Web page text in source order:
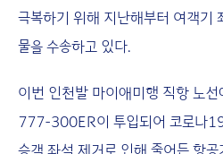
극복하기 위해 지난해부터 여객기
물을 수송하고 있다.
이번 인천발 마이애미행 직항 노
777-300ER이 투입되어 코로나
승객 좌석 제거로 인해 줄어든 항